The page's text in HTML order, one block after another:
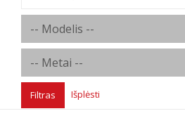
Filtras Išplėsti